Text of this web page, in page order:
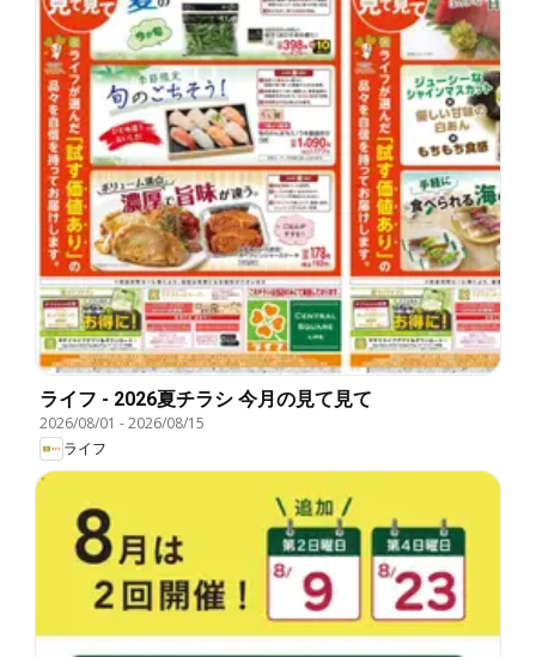
ライフ - 2026夏チラシ 今月の見て見て
2026/08/01 -2026/08/15
ライフ